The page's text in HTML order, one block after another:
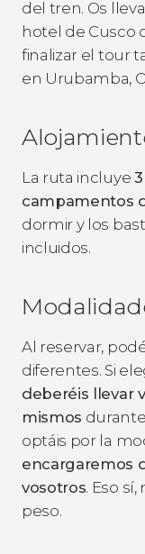
del tren. Os
hotel de Cusco
finalizar el tour
en Urubamba,
La ruta incluye
campamentos
dormir y los
incluidos.
Al reservar,
diferentes. Si
deberéis llevar
mismos
optáis por la
encargaremos
vosotros. Eso
peso.